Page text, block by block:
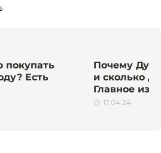
.
покупать
Есть
Почему
и сколько
Главное из
17.04.24